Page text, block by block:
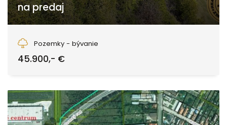
na predaj
Pozemky - bývanie
45.900,- €